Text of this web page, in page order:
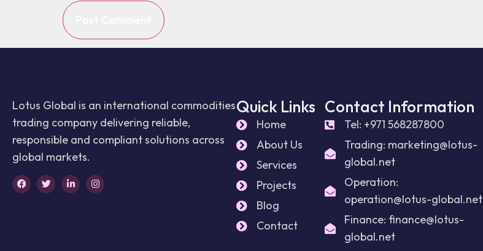
Lotus Global is an international commodities
trading company delivering reliable,
responsible and compliant solutions across
global markets.
Quick Links
Home
About Us
Services
Projects
Blog
Contact
Contact Information
Tel: +971 568287800
Trading: marketing@lotus-
global.net
Operation:
operation@lotus-global.net
Finance: finance@lotus-
global.net